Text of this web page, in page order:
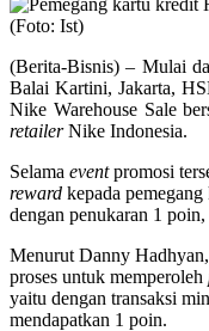
(Berita-Bisnis) – Mulai
Balai Kartini, Jakarta,
Nike Warehouse Sale
retailerNike Indonesia.
Selama eventpromosi
reward kepada
dengan penukaran 1
Menurut Danny
proses untuk memperoleh
yaitu dengan transaksi
mendapatkan 1 poin.